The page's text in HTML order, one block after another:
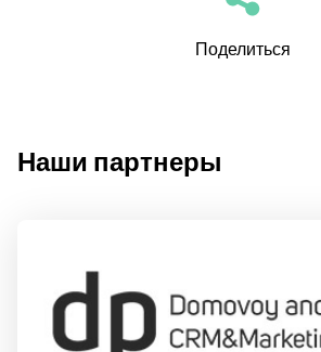
Поделиться
Наши партнеры